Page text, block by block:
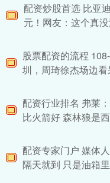
配资炒股首选 比亚
元！网友：这个真
股票配资的流程
圳，周琦徐杰场边
配资行业排名 弗莱
比火箭好 森林狼是
配资专家门户 媒体
隔天就到 只是油箱